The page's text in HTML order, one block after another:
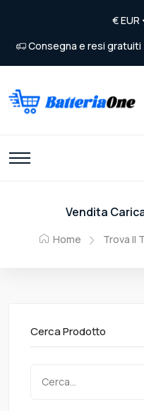
Consegna e resi gratuiti
Vendita
Home Trova Il
Cerca Prodotto